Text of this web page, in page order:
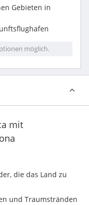
Gebieten in
möglich.
mit
die das Land zu
und Traumstränden